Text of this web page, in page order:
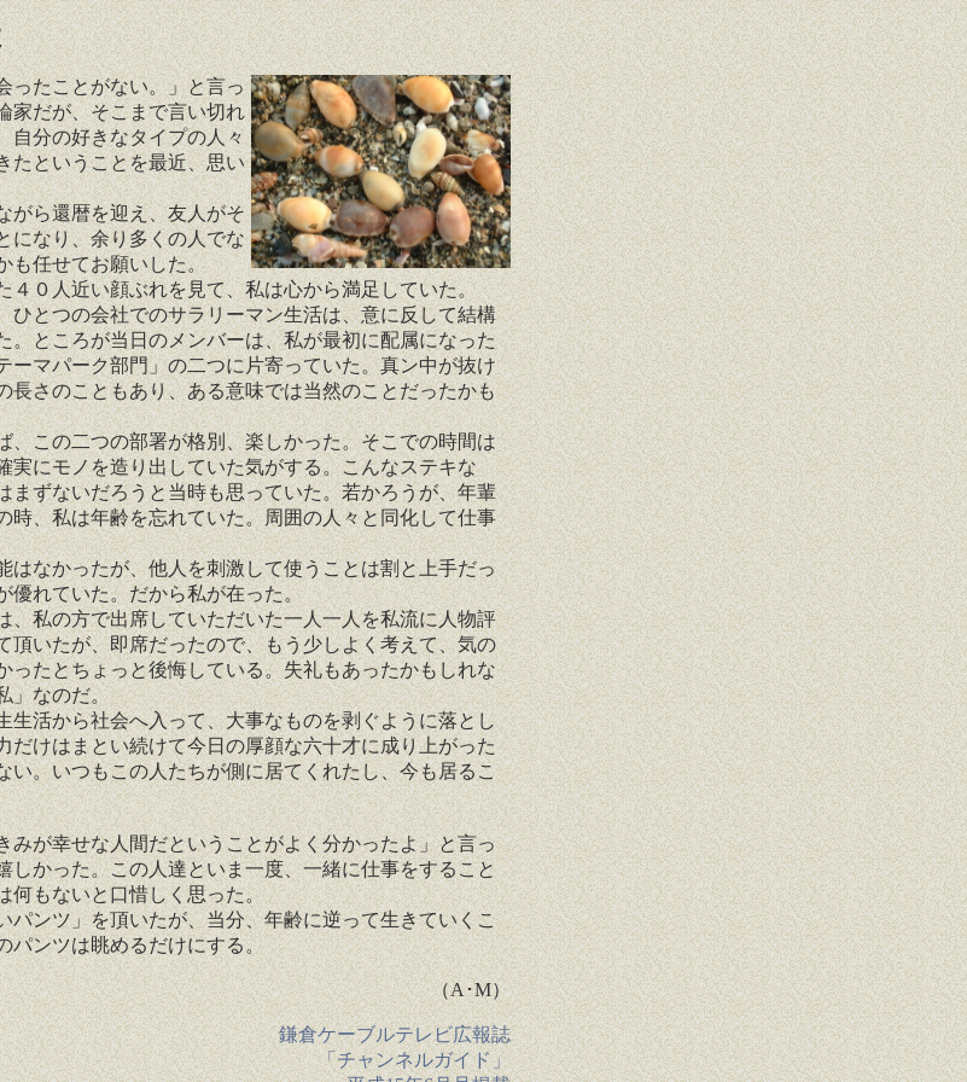
たことがない。」と言っ
家だが、そこまで言い切れ
自分の好きなタイプの人々
たということを最近、思い
ら還暦を迎え、友人がそ
になり、余り多くの人でな
も任せてお願いした。
０人近い顔ぶれを見て、私は心から満足していた。
とつの会社でのサラリーマン生活は、意に反して結構
。ところが当日のメンバーは、私が最初に配属になった
ーマパーク部門」の二つに片寄っていた。真ン中が抜け
長さのこともあり、ある意味では当然のことだったかも
この二つの部署が格別、楽しかった。そこでの時間は
実にモノを造り出していた気がする。こんなステキな
まずないだろうと当時も思っていた。若かろうが、年輩
時、私は年齢を忘れていた。周囲の人々と同化して仕事
なかったが、他人を刺激して使うことは割と上手だっ
優れていた。だから私が在った。
私の方で出席していただいた一人一人を私流に人物評
頂いたが、即席だったので、もう少しよく考えて、気の
ったとちょっと後悔している。失礼もあったかもしれな
」なのだ。
活から社会へ入って、大事なものを剥ぐように落とし
だけはまとい続けて今日の厚顔な六十才に成り上がった
い。いつもこの人たちが側に居てくれたし、今も居るこ
が幸せな人間だということがよく分かったよ」と言っ
しかった。この人達といま一度、一緒に仕事をすること
何もないと口惜しく思った。
ンツ」を頂いたが、当分、年齢に逆って生きていくこ
パンツは眺めるだけにする。
（A･M）
鎌倉ケーブルテレビ広報誌
「チャンネルガイド」